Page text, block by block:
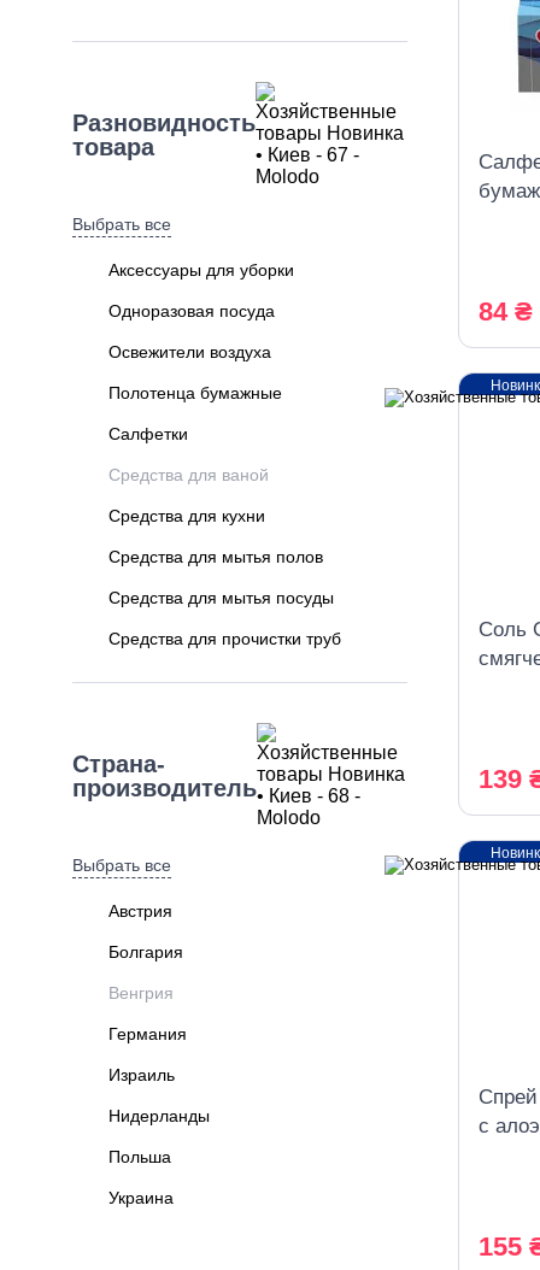
Разновидность
товара
Выбрать все
Аксессуары для уборки
Одноразовая посуда
Освежители воздуха
Полотенца бумажные
Салфетки
Средства для ваной
Средства для кухни
Средства для мытья полов
Средства для мытья посуды
Средства для прочистки труб
Средства для стекла
Средства для унитаза
Средства для чистки мебели
Стиральніе средства
Харчова упаковка
Страна-
производитель
Выбрать все
Австрия
Болгария
Венгрия
Германия
Израиль
Нидерланды
Польша
Украина
84 ₴
Соль
139
с
155